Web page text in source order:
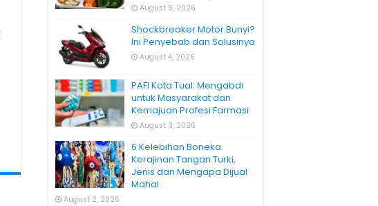
August 5, 2026
Shockbreaker Motor Bunyi?
Ini Penyebab dan Solusinya
August 4, 2026
PAFI Kota Tual: Mengabdi
untuk Masyarakat dan
Kemajuan Profesi Farmasi
August 3, 2026
6 Kelebihan Boneka
Kerajinan Tangan Turki,
Jenis dan Mengapa Dijual
Mahal
August 2, 2026